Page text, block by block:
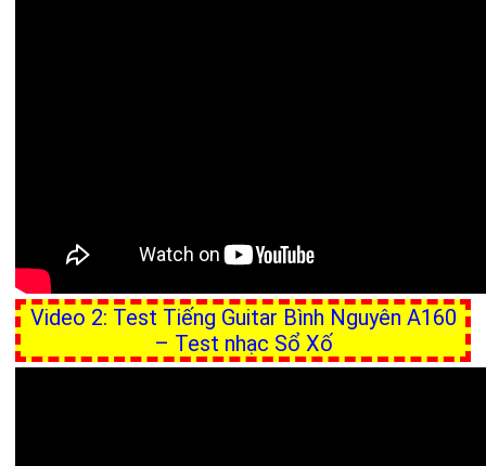
Video 2: Test Tiếng Guitar Bình Nguyên A160
– Test nhạc Sổ Xố